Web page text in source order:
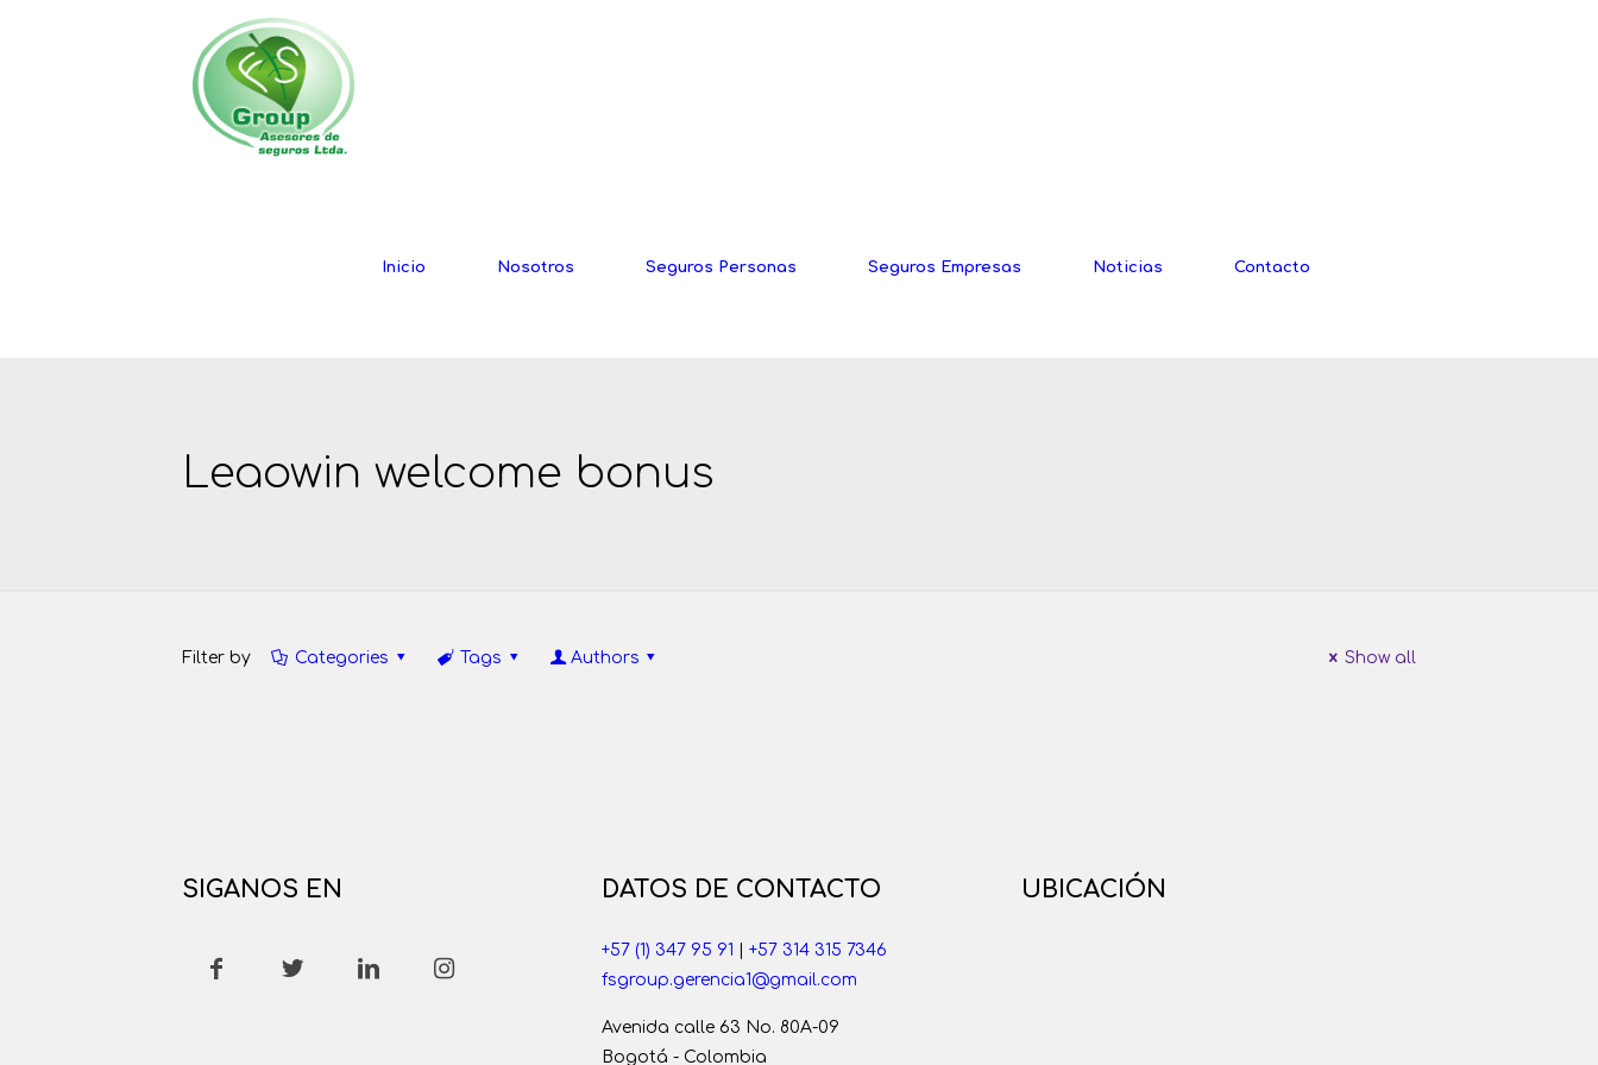
Inicio Nosotros Seguros Personas Seguros Empresas Noticias Contacto
Leaowin welcome bonus
Filter by Categories Tags Authors Show all
SIGANOS EN DATOS DE CONTACTO
+57 (1) 347 95 91
+57 314 315 7346
fsgroup.gerencia1@gmail.com
Avenida calle 63 No. 80A-09
Bogotá - Colombia
UBICACIÓN